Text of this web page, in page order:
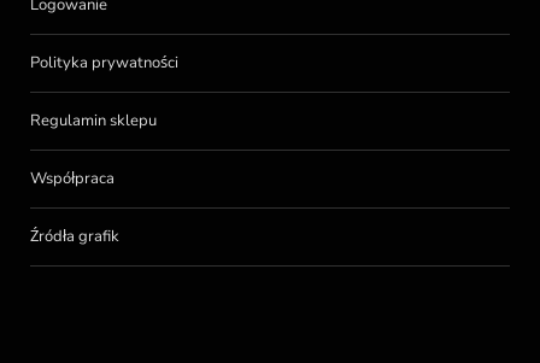
Logowanie
Polityka prywatności
Regulamin sklepu
Współpraca
Źródła grafik